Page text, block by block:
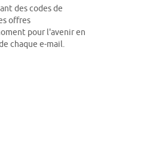
des codes de
offres
pour l'avenir en
chaque e-mail.